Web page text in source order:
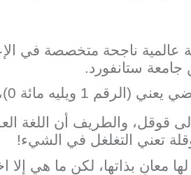
ناجحة متخصصة في
ستانفورد.
مائة 0)، وتعني أيضًا نظارة أو عدسات للرؤية بشكل أفضل.
قوقل، والطريف أن اللغة
تعني التغلغل في الشيء!
لها معانٍ بذاتها، لكن ما هي